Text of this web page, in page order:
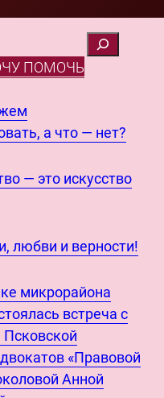
ПОМОЧЬ
а что — нет?
— это искусство
любви и верности!
микрорайона
встреча с
«Правовой
Анной